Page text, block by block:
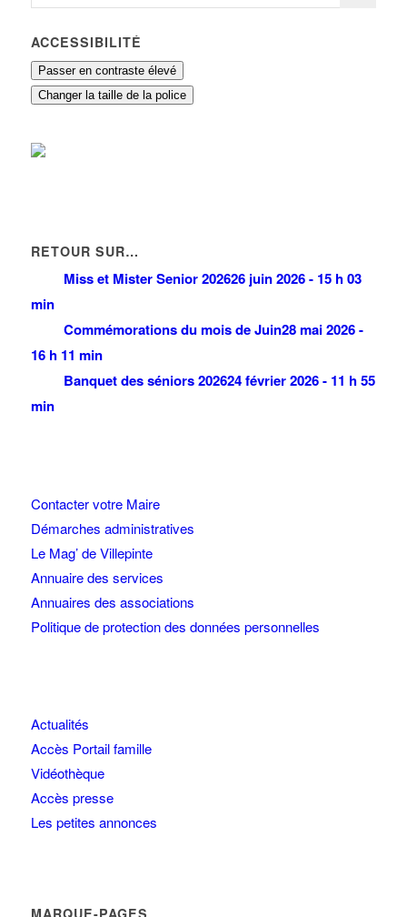
ACCESSIBILITÉ
Passer en contraste élevé
Changer la taille de la police
RETOUR SUR…
Miss et Mister Senior 202626 juin 2026 - 15 h 03
min
Commémorations du mois de Juin28 mai 2026 -
16 h 11 min
Banquet des séniors 202624 février 2026 - 11 h 55
min
Contacter votre Maire
Démarches administratives
Le Mag’ de Villepinte
Annuaire des services
Annuaires des associations
Politique de protection des données personnelles
Actualités
Accès Portail famille
Vidéothèque
Accès presse
Les petites annonces